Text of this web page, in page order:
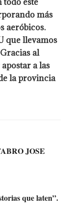
más
aeróbicos.
que llevamos
al
a las
la provincia
JOSE
que laten”.